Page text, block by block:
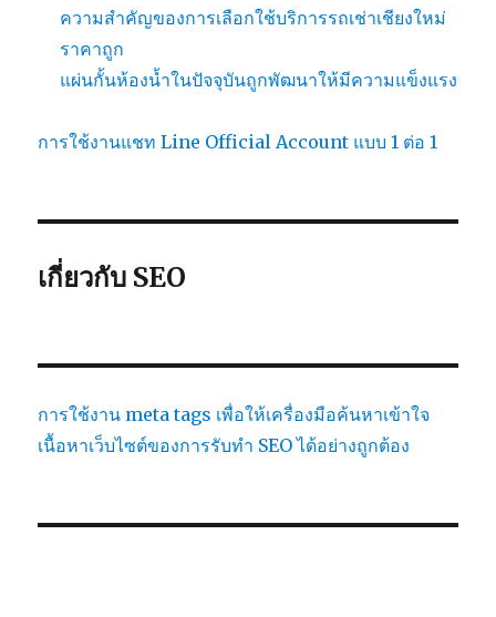
ความสำคัญของการเลือกใช้บริการรถเช่าเชียงใหม่
ราคาถูก
แผ่นกั้นห้องน้ำในปัจจุบันถูกพัฒนาให้มีความแข็งแรง
การใช้งานแชท Line Official Account แบบ 1 ต่อ 1
เกี่ยวกับ SEO
การใช้งาน meta tags เพื่อให้เครื่องมือค้นหาเข้าใจ
เนื้อหาเว็บไซต์ของการรับทำ SEO ได้อย่างถูกต้อง